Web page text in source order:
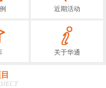
近期活动
关于华通